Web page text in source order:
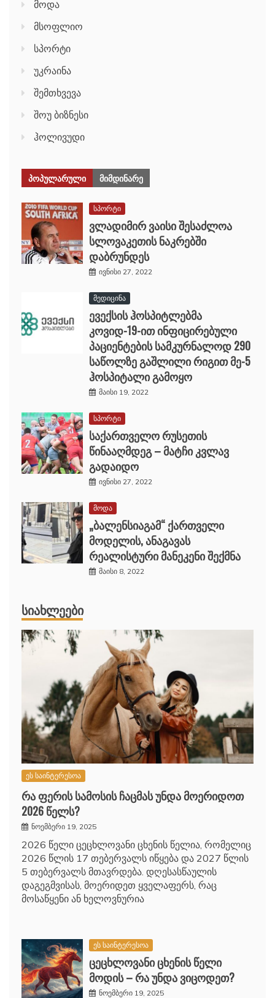
მოდა
მსოფლიო
სპორტი
უკრაინა
შემთხვევა
შოუ ბიზნესი
ჰოლივუდი
ᲞᲝᲞᲣᲚᲐᲠᲣᲚᲘ ᲛᲘᲛᲓᲘᲜᲐᲠᲔ
სპორტი
ვლადიმირ ვაისი შესაძლოა
სლოვაკეთის ნაკრებში
დაბრუნდეს
ივნისი 27, 2022
მედიცინა
ევექსის ჰოსპიტლებმა
კოვიდ-19-ით ინფიცირებული
პაციენტების სამკურნალოდ 290
საწოლზე გაშლილი რიგით მე-5
ჰოსპიტალი გამოყო
მაისი 19, 2022
სპორტი
საქართველო რუსეთის
წინააღმდეგ – მატჩი კვლავ
გადაიდო
ივნისი 27, 2022
მოდა
„ბალენსიაგამ“ ქართველი
მოდელის, ანაგავას
რეალისტური მანეკენი შექმნა
მაისი 8, 2022
ᲡᲘᲐᲮᲚᲔᲔᲑᲘ
ეს საინტერესოა
რა ფერის სამოსის ჩაცმას უნდა მოერიდოთ
2026 წელს?
ნოემბერი 19, 2025
2026 წელი ცეცხლოვანი ცხენის წელია, რომელიც
2026 წლის 17 თებერვალს იწყება და 2027 წლის
5 თებერვალს მთავრდება. დღესასწაულის
დაგეგმვისას, მოერიდეთ ყველაფერს, რაც
მოსაწყენი ან ხელოვნურია
ეს საინტერესოა
ცეცხლოვანი ცხენის წელი
მოდის – რა უნდა ვიცოდეთ?
ნოემბერი 19, 2025